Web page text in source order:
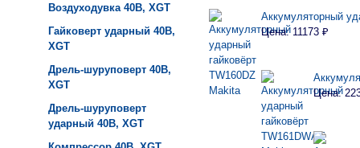
Воздуходувка 40B, XGT
Гайковерт ударный 40B,
XGT
Дрель-шуруповерт 40B,
XGT
Дрель-шуруповерт
ударный 40B, XGT
Аккумуляторный
Цена: 11173 ₽
Цена: